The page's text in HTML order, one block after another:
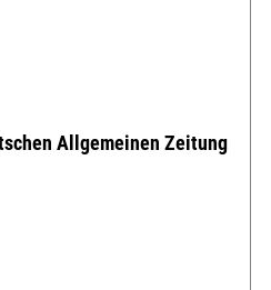
Allgemeinen Zeitung